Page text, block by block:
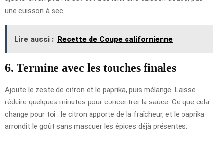
une cuisson à sec.
Lire aussi : Recette de Coupe californienne
6. Termine avec les touches finales
Ajoute le zeste de citron et le paprika, puis mélange. Laisse
réduire quelques minutes pour concentrer la sauce. Ce que cela
change pour toi : le citron apporte de la fraîcheur, et le paprika
arrondit le goût sans masquer les épices déjà présentes.